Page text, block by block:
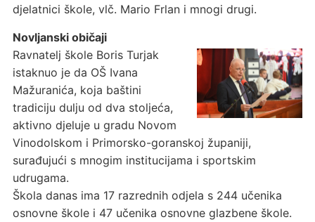
djelatnici škole, vlč. Mario Frlan i mnogi drugi.
Novljanski običaji
Ravnatelj škole Boris Turjak
istaknuo je da OŠ Ivana
Mažuranića, koja baštini
tradiciju dulju od dva stoljeća,
aktivno djeluje u gradu Novom
Vinodolskom i Primorsko-goranskoj županiji,
surađujući s mnogim institucijama i sportskim
udrugama.
Škola danas ima 17 razrednih odjela s 244 učenika
osnovne škole i 47 učenika osnovne glazbene škole.